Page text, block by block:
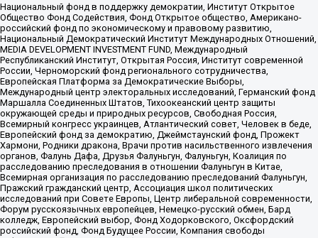
Национальный фонд в поддержку демократии, Институт Открытое
Общество Фонд Содействия, Фонд Открытое общество, Американо-
российский фонд по экономическому и правовому развитию,
Национальный Демократический Институт Международных Отношений,
MEDIA DEVELOPMENT INVESTMENT FUND, Международный
Республиканский Институт, Открытая Россия, Институт современной
России, Черноморский фонд регионального сотрудничества,
Европейская Платформа за Демократические Выборы,
Международный центр электоральных исследований, Германский фонд
Маршалла Соединенных Штатов, Тихоокеанский центр защиты
окружающей среды и природных ресурсов, Свободная Россия,
Всемирный конгресс украинцев, Атлантический совет, Человек в беде,
Европейский фонд за демократию, Джеймстаунский фонд, Прожект
Хармони, Родники дракона, Врачи против насильственного извлечения
органов, Фалунь Дафа, Друзья Фалуньгун, Фалуньгун, Коалиция по
расследованию преследования в отношении Фалуньгун в Китае,
Всемирная организация по расследованию преследований Фалуньгун,
Пражский гражданский центр, Ассоциация школ политических
исследований при Совете Европы, Центр либеральной современности,
Форум русскоязычных европейцев, Немецко-русский обмен, Бард
колледж, Европейский выбор, Фонд Ходорковского, Оксфордский
российский фонд, Фонд Будущее России, Компания свободы